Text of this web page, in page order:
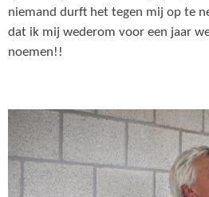
niemand durft het tegen mij op te
dat ik mij wederom voor een jaar
noemen!!